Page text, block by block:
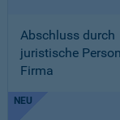
Abschluss durch
juristische
Firma
NEU